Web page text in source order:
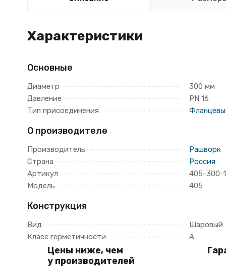
Характеристики
Основные
Диаметр
300 мм
Давление
PN 16
Тип присоединения
О производителе
Производитель
Рашворк
Страна
Россия
Артикул
405-300-
Модель
405
Конструкция
Вид
Шаровый
Класс герметичности
A
Цены ниже, чем
у производителей